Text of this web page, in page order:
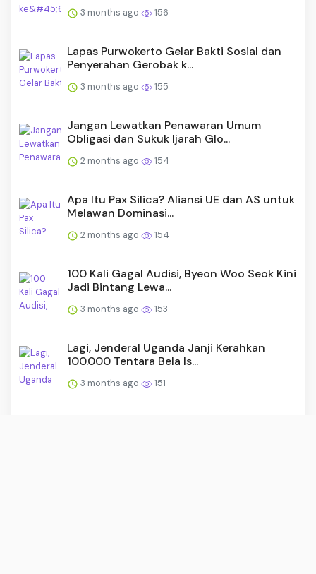
3 months ago 156
Lapas Purwokerto Gelar Bakti Sosial dan
Penyerahan Gerobak k...
3 months ago 155
Jangan Lewatkan Penawaran Umum
Obligasi dan Sukuk Ijarah Glo...
2 months ago 154
Apa Itu Pax Silica? Aliansi UE dan AS untuk
Melawan Dominasi...
2 months ago 154
100 Kali Gagal Audisi, Byeon Woo Seok Kini
Jadi Bintang Lewa...
3 months ago 153
Lagi, Jenderal Uganda Janji Kerahkan
100.000 Tentara Bela Is...
3 months ago 151